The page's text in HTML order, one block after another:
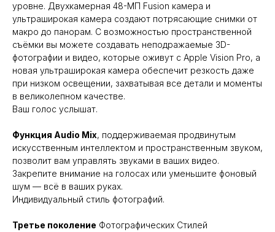
уровне. Двухкамерная 48-МП Fusion камера и
ультраширокая камера создают потрясающие снимки от
макро до панорам. С возможностью пространственной
съёмки вы можете создавать неподражаемые 3D-
фотографии и видео, которые оживут с Apple Vision Pro, а
новая ультраширокая камера обеспечит резкость даже
при низком освещении, захватывая все детали и моменты
в великолепном качестве.
Ваш голос услышат.
Функция Audio Mix, поддерживаемая продвинутым
искусственным интеллектом и пространственным звуком,
позволит вам управлять звуками в ваших видео.
Закрепите внимание на голосах или уменьшите фоновый
шум — всё в ваших руках.
Индивидуальный стиль фотографий.
Третье поколение Фотографических Стилей